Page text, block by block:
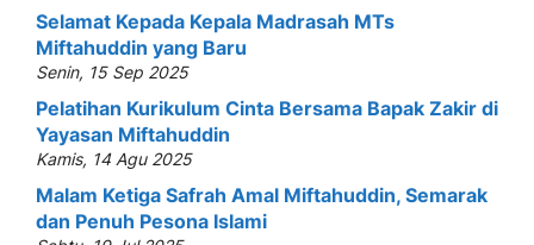
Selamat Kepada Kepala Madrasah MTs
Miftahuddin yang Baru
Senin, 15 Sep 2025
Pelatihan Kurikulum Cinta Bersama Bapak Zakir di
Yayasan Miftahuddin
Kamis, 14 Agu 2025
Malam Ketiga Safrah Amal Miftahuddin, Semarak
dan Penuh Pesona Islami